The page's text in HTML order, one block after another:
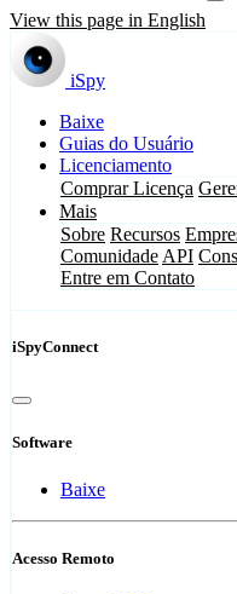
View this page in English
iSpy
Baixe
Guias do Usuário
Licenciamento
Comprar Licença
Mais
Sobre Recursos
Comunidade API
Entre em Contato
iSpyConnect
Software
Baixe
Acesso Remoto